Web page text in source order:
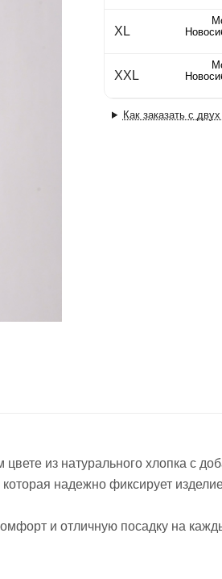
XL
XXL
Как заказать с
из натурального хлопка с
надежно фиксирует
и отличную посадку на